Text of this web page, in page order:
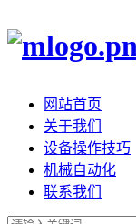
网站首页
关于我们
设备操作技巧
机械自动化
联系我们